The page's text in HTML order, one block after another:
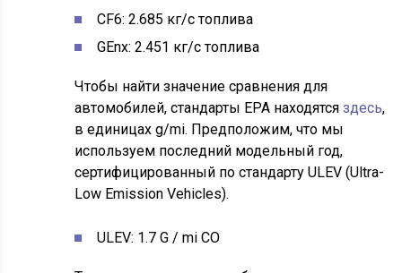
CF6: 2.685 кг/с топлива
GEnx: 2.451 кг/с топлива
Чтобы найти значение сравнения для
автомобилей, стандарты EPA находятсяздесь,
в единицах g/mi. Предположим, что мы
используем последний модельный год,
сертифицированный по стандарту ULEV (Ultra-
Low Emission Vehicles).
ULEV: 1.7 G / mi CO